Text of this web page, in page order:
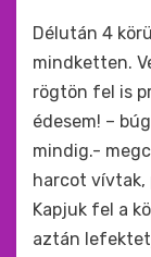
by monkey
Délután 4
mindketten.
rögtön fel is
édesem! –
mindig.-
harcot vívtak,
Kapjuk fel a
aztán